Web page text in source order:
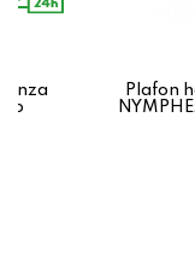
Plafon